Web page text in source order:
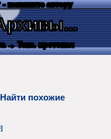
напишите автору
→ Текс. протокол
Найти похожие